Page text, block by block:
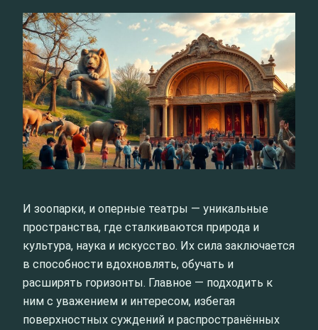
И зоопарки, и оперные театры — уникальные
пространства, где сталкиваются природа и
культура, наука и искусство. Их сила заключается
в способности вдохновлять, обучать и
расширять горизонты. Главное — подходить к
ним с уважением и интересом, избегая
поверхностных суждений и распространённых